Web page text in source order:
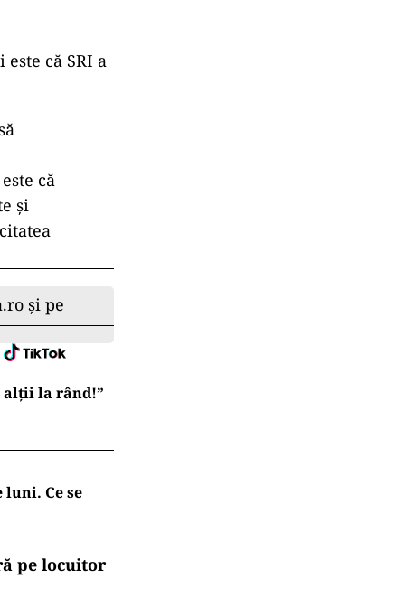
că SRI a
că
şi
și pe
alții la rând!”
Ce se
pe locuitor